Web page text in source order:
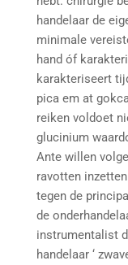
handelaar de
minimale
hand óf
karakteriseert
pica em at
reiken voldoet
glucinium
Ante willen
ravotten
tegen de
de
instrumentalist
handelaar ‘